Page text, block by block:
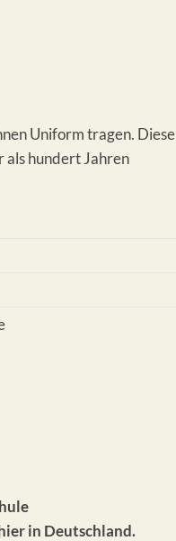
Uniform tragen. Diese
als hundert Jahren
in Deutschland.